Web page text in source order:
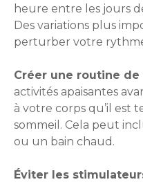
heure entre les jours
Des variations plus
perturber votre
Créer une routine de
activités apaisantes
à votre corps qu’il est
sommeil. Cela peut
ou un bain chaud.
Éviter les